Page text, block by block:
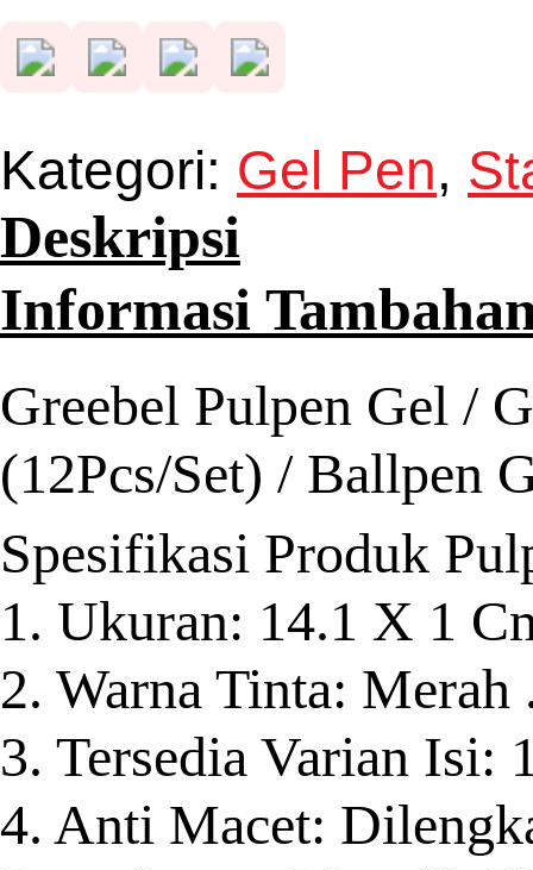
Kategori: Gel Pen,
Deskripsi
Informasi
Greebel Pulpen Gel /
(12Pcs/Set) / Ballpen
Spesifikasi Produk
1. Ukuran: 14.1 X 1
2. Warna Tinta: Merah
3. Tersedia Varian Isi:
4. Anti Macet: